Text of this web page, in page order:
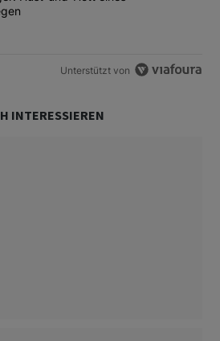
Unterstützt von
INTERESSIEREN